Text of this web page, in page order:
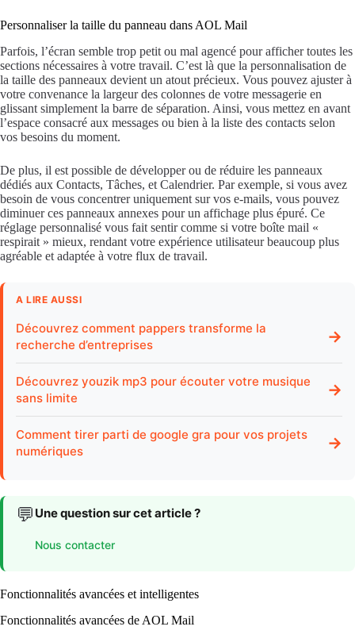
Personnaliser la taille du panneau dans AOL Mail
Parfois, l’écran semble trop petit ou mal agencé pour afficher toutes les
sections nécessaires à votre travail. C’est là que la personnalisation de
la taille des panneaux devient un atout précieux. Vous pouvez ajuster à
votre convenance la largeur des colonnes de votre messagerie en
glissant simplement la barre de séparation. Ainsi, vous mettez en avant
l’espace consacré aux messages ou bien à la liste des contacts selon
vos besoins du moment.
De plus, il est possible de développer ou de réduire les panneaux
dédiés aux Contacts, Tâches, et Calendrier. Par exemple, si vous avez
besoin de vous concentrer uniquement sur vos e-mails, vous pouvez
diminuer ces panneaux annexes pour un affichage plus épuré. Ce
réglage personnalisé vous fait sentir comme si votre boîte mail «
respirait » mieux, rendant votre expérience utilisateur beaucoup plus
agréable et adaptée à votre flux de travail.
A LIRE AUSSI
Découvrez comment pappers transforme la
recherche d’entreprises
→
Découvrez youzik mp3 pour écouter votre musique
sans limite
→
Comment tirer parti de google gra pour vos projets
numériques
→
💬 Une question sur cet article ?
Nous contacter
Fonctionnalités avancées et intelligentes
Fonctionnalités avancées de AOL Mail